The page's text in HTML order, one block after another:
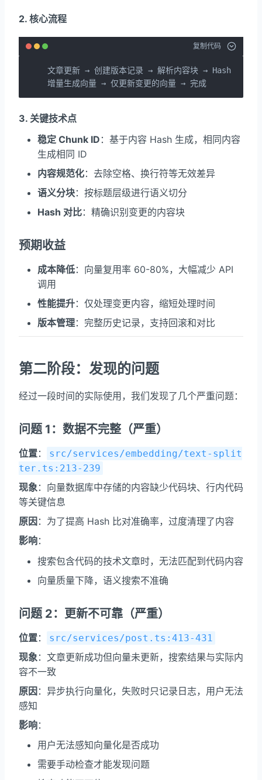
2. 核心流程
复制代码
文章更新 → 创建版本记录 → 解析内容块 → Hash 对比 →
增量生成向量 → 仅更新变更的向量 → 完成
3. 关键技术点
稳定 Chunk ID ：基于内容 Hash 生成，相同内容
生成相同 ID
内容规范化：去除空格、换行符等无效差异
语义分块：按标题层级进行语义切分
Hash 对比：精确识别变更的内容块
预期收益
成本降低：向量复用率 60-80%，大幅减少 API
调用
性能提升：仅处理变更内容，缩短处理时间
版本管理：完整历史记录，支持回滚和对比
第二阶段：发现的问题
经过一段时间的实际使用，我们发现了几个严重问题：
问题 1：数据不完整（严重）
位置：
src/services/embedding/text-split
ter.ts:213-239
现象 ：向量数据库中存储的内容缺少代码块、行内代码
等关键信息
原因 ：为了提高 Hash 比对准确率，过度清理了内容
影响：
搜索包含代码的技术文章时，无法匹配到代码内容
向量质量下降，语义搜索不准确
问题 2：更新不可靠（严重）
位置： src/services/post.ts:413-431
现象 ：文章更新成功但向量未更新，搜索结果与实际内
容不一致
原因 ：异步执行向量化，失败时只记录日志，用户无法
感知
影响：
用户无法感知向量化是否成功
需要手动检查才能发现问题